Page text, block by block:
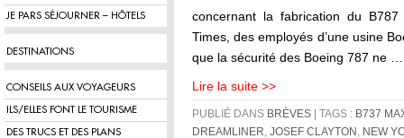
JE PARS SÉJOURNER – HÔTELS
DESTINATIONS
CONSEILS AUX VOYAGEURS
ILS/ELLES FONT LE TOURISME
DES TRUCS ET DES PLANS
concernant la fabrication du
Times, des employés d’une usine
que la sécurité des Boeing 787 ne …
Lire la suite >>
PUBLIÉ DANS BRÈVES | TAGS : B737
DREAMLINER JOSEF CLAYTON
NEW